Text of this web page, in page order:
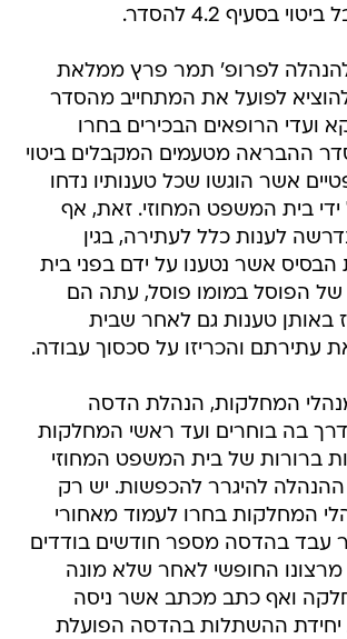
בסעיף 4.2 להסדר.
להנהלה לפרופ' תמר פרץ ממלאת
לפועל את המתחייב מהסדר
ועדי הרופאים הבכירים בחרו
ההבראה מטעמים המקבלים ביטוי
אשר הוגשו שכל טענותיו נדחו
בית המשפט המחוזי. זאת, אף
לענות כלל לעתירה, בגין
אשר נטענו על ידם בפני בית
הפוסל במומו פוסל, עתה הם
באותן טענות גם לאחר שבית
והכריזו על סכסוך עבודה.
המחלקות, הנהלת הדסה
בה בוחרים ועד ראשי המחלקות
ברורות של בית המשפט המחוזי
ההנהלה להיגרר להכפשות. יש רק
המחלקות בחרו לעמוד מאחורי
עבד בהדסה מספר חודשים בודדים
החופשי לאחר שלא מונה
ואף כתב מכתב אשר ניסה
יחידת ההשתלות בהדסה הפועלת